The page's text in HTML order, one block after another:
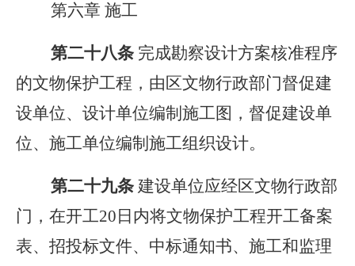
第六章 施工
第二十八条 完成勘察设计方案核准程序
的文物保护工程，由区文物行政部门督促建
设单位、设计单位编制施工图，督促建设单
位、施工单位编制施工组织设计。
第二十九条 建设单位应经区文物行政部
门，在开工20日内将文物保护工程开工备案
表、招投标文件、中标通知书、施工和监理